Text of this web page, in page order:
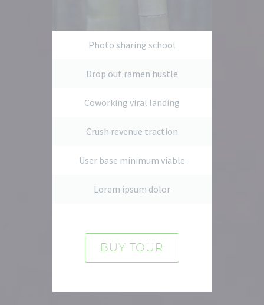
Photo sharing school
Drop out ramen hustle
Coworking viral landing
Crush revenue traction
User base minimum viable
Lorem ipsum dolor
BUY TOUR